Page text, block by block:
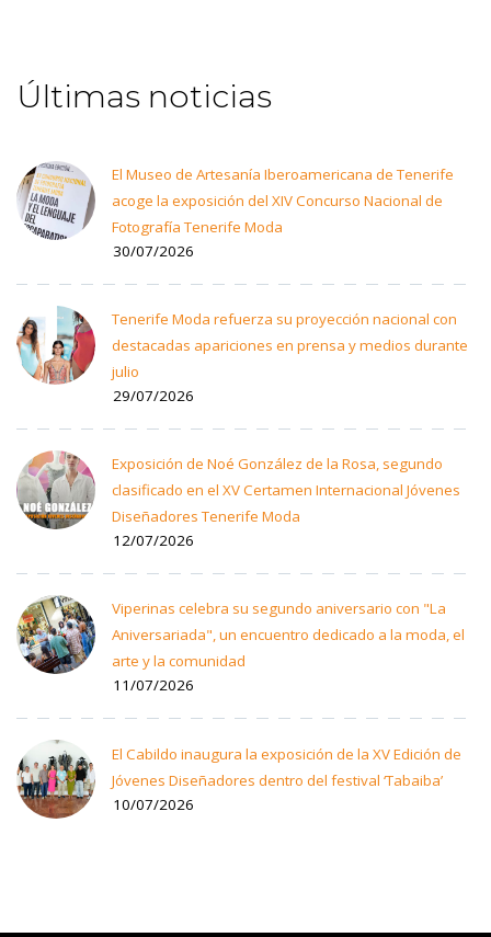
Últimas noticias
El Museo de Artesanía Iberoamericana de Tenerife
acoge la exposición del XIV Concurso Nacional de
Fotografía Tenerife Moda
30/07/2026
Tenerife Moda refuerza su proyección nacional con
destacadas apariciones en prensa y medios durante
julio
29/07/2026
Exposición de Noé González de la Rosa, segundo
clasificado en el XV Certamen Internacional Jóvenes
Diseñadores Tenerife Moda
12/07/2026
Viperinas celebra su segundo aniversario con "La
Aniversariada", un encuentro dedicado a la moda, el
arte y la comunidad
11/07/2026
El Cabildo inaugura la exposición de la XV Edición de
Jóvenes Diseñadores dentro del festival ‘Tabaiba’
10/07/2026